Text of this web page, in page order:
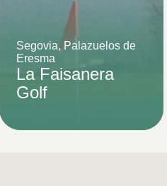
Segovia, Palazuelos de
Eresma
La Faisanera
Golf